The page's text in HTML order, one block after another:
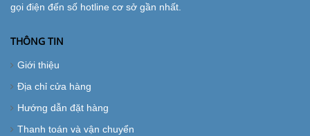
gọi điện đến số hotline cơ sở gần nhất.
THÔNG TIN
Giới thiệu
Địa chỉ cửa hàng
Hướng dẫn đặt hàng
Thanh toán và vận chuyển